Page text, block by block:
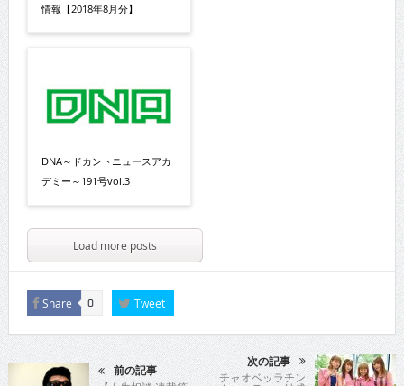
情報【2018年8月分】
DNA～ドカントニュースアカ
デミー～191号vol.3
Load more posts
Share 0 Tweet
前の記事
次の記事
チャオベッラチン